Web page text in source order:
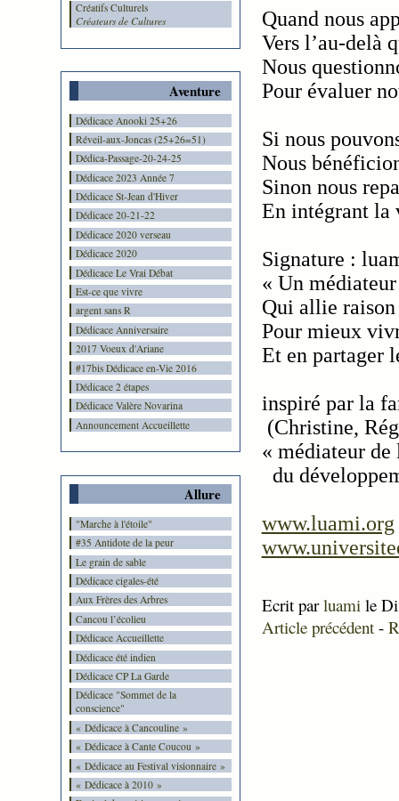
Créatifs Culturels
Créateurs de Cultures
Aventure
Dédicace Anooki 25+26
Réveil-aux-Joncas (25+26=51)
Dédica-Passage-20-24-25
Dédicace 2023 Année 7
Dédicace St-Jean d'Hiver
Dédicace 20-21-22
Dédicace 2020 verseau
Dédicace 2020
Dédicace Le Vrai Débat
Est-ce que vivre
argent sans R
Dédicace Anniversaire
2017 Voeux d'Ariane
#17bis Dédicace en-Vie 2016
Dédicace 2 étapes
Dédicace Valère Novarina
Announcement Accueillette
Allure
"Marche à l'étoile"
#35 Antidote de la peur
Le grain de sable
Dédicace cigales-été
Aux Frères des Arbres
Cancou l’écolieu
Dédicace Accueillette
Dédicace été indien
Dédicace CP La Garde
Dédicace "Sommet de la
conscience"
« Dédicace à Cancouline »
« Dédicace à Cante Coucou »
« Dédicace au Festival visionnaire »
« Dédicace à 2010 »
Quand nous
Vers l’au-delà
Nous
Pour évaluer
Si nous
Nous
Sinon nous
En intégrant la
Signature :
« Un
Qui allie raison
Pour mieux
Et en partager
inspiré par la
(Christine,
« médiateur
du
www.luami.org
Ecrit parluami le
Article précédent-